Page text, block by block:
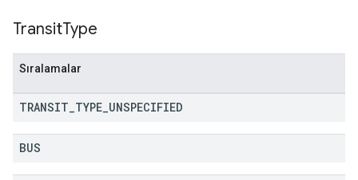
TransitType
Sıralamalar
TRANSIT TYPE UNSPECIFIED
BUS